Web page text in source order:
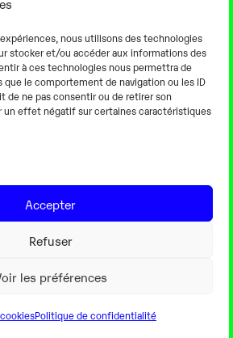
nous utilisons des technologies
stocker et/ou accéder aux informations des
à ces technologies nous permettra de
le comportement de navigation ou les ID
de ne pas consentir ou de retirer son
effet négatif sur certaines caractéristiques
Accepter
Refuser
les préférences
Politique de confidentialité
En pratique
Tarifs et horaires
Salles
numériques
Gaming
Mentions légales
Colorinweb